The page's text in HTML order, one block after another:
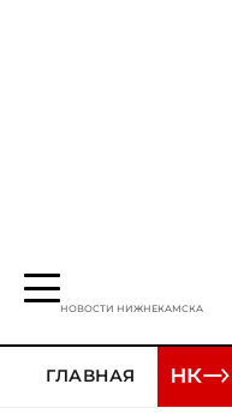
НОВОСТИ НИЖНЕКАМСКА
ГЛАВНАЯ